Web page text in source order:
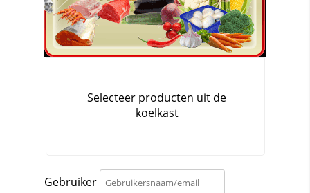
Gebruiker